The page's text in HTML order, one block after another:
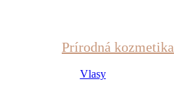
Prírodná kozmetika
Vlasy